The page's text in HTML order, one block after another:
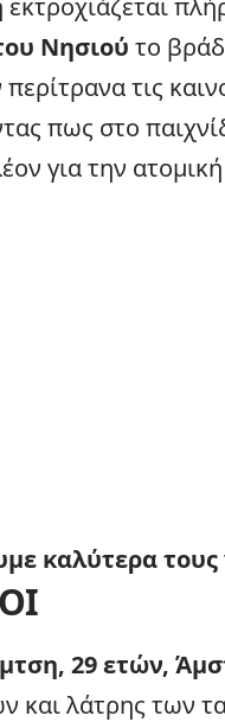
Νησιού το
τις
πως στο
για την
καλύτερα
29 ετών,
λάτρης των